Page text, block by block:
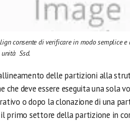
consente di verificare in modo semplice
Ssd.
delle partizioni alla
che deve essere eseguita una
o dopo la clonazione di una
primo settore della partizione in